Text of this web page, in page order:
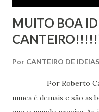
MUITO BOA
Por CANTEIRO DE IDEIAS
Por Roberto
nunca é demais e são as